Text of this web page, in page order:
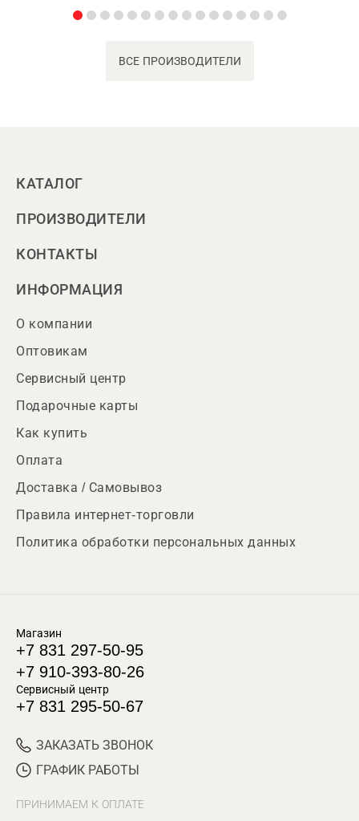
ВСЕ ПРОИЗВОДИТЕЛИ
КАТАЛОГ
ПРОИЗВОДИТЕЛИ
КОНТАКТЫ
ИНФОРМАЦИЯ
О компании
Оптовикам
Сервисный центр
Подарочные карты
Как купить
Оплата
Доставка / Самовывоз
Правила интернет-торговли
Политика обработки персональных данных
Магазин
+7 831 297-50-95
+7 910-393-80-26
Сервисный центр
+7 831 295-50-67
ЗАКАЗАТЬ ЗВОНОК
ГРАФИК РАБОТЫ
ПРИНИМАЕМ К ОПЛАТЕ